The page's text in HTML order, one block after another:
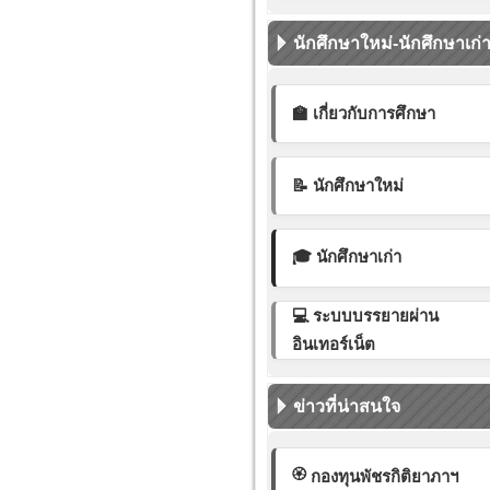
นักศึกษาใหม่-นักศึกษาเก่า
🏫 เกี่ยวกับการศึกษา
📝 นักศึกษาใหม่
🎓 นักศึกษาเก่า
💻 ระบบบรรยายผ่าน
อินเทอร์เน็ต
ข่าวที่น่าสนใจ
🏵️ กองทุนพัชรกิติยาภาฯ